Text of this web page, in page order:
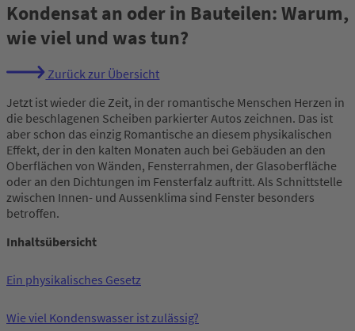
Kondensat an oder in Bauteilen: Warum,
wie viel und was tun?
Zurück zur Übersicht
Jetzt ist wieder die Zeit, in der romantische Menschen Herzen in
die beschlagenen Scheiben parkierter Autos zeichnen. Das ist
aber schon das einzig Romantische an diesem physikalischen
Effekt, der in den kalten Monaten auch bei Gebäuden an den
Oberflächen von Wänden, Fensterrahmen, der Glasoberfläche
oder an den Dichtungen im Fensterfalz auftritt. Als Schnittstelle
zwischen Innen- und Aussenklima sind Fenster besonders
betroffen.
Inhaltsübersicht
Ein physikalisches Gesetz
Wie viel Kondenswasser ist zulässig?